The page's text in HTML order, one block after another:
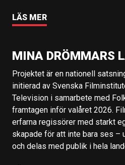
LÄS MER
MINA DRÖMMARS
Projektet är en nationell
initierad av Svenska
Television i samarbete med
framtagen inför valåret 2026.
erfarna regissörer med starkt
skapade för att inte bara ses –
och delas med publik i hela